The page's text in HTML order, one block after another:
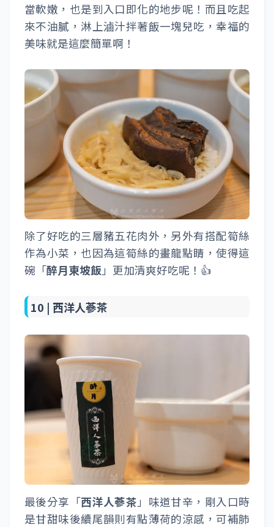
當軟嫩，也是到入口即化的地步呢！而且吃起
來不油膩，淋上滷汁拌著飯一塊兒吃，幸福的
美味就是這麼簡單啊！
除了好吃的三層豬五花肉外，另外有搭配筍絲
作為小菜，也因為這筍絲的畫龍點睛，使得這
碗「醉月東坡飯」更加清爽好吃呢！👍
10 | 西洋人蔘茶
最後分享「西洋人蔘茶 」味道甘辛，剛入口時
是甘甜味後續尾韻則有點薄荷的涼感，可補肺